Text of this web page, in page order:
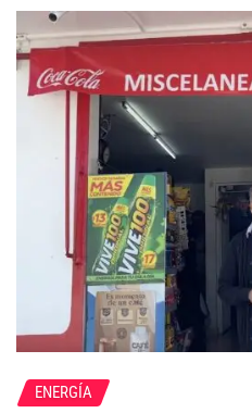
ENERGÍA